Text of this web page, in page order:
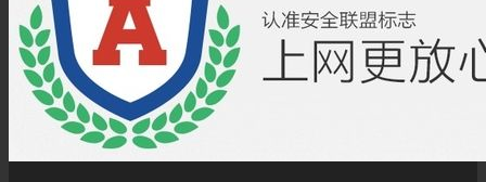
高压互锁线材